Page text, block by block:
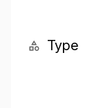
Type